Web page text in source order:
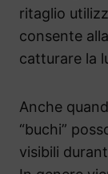
ritaglio
consente
catturare la
Anche
“buchi”
visibili